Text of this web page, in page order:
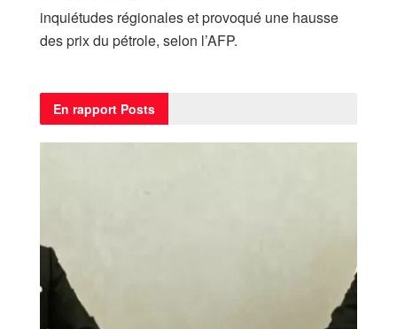
inquiétudes régionales et provoqué une hausse
des prix du pétrole, selon l’AFP.
En rapport Posts